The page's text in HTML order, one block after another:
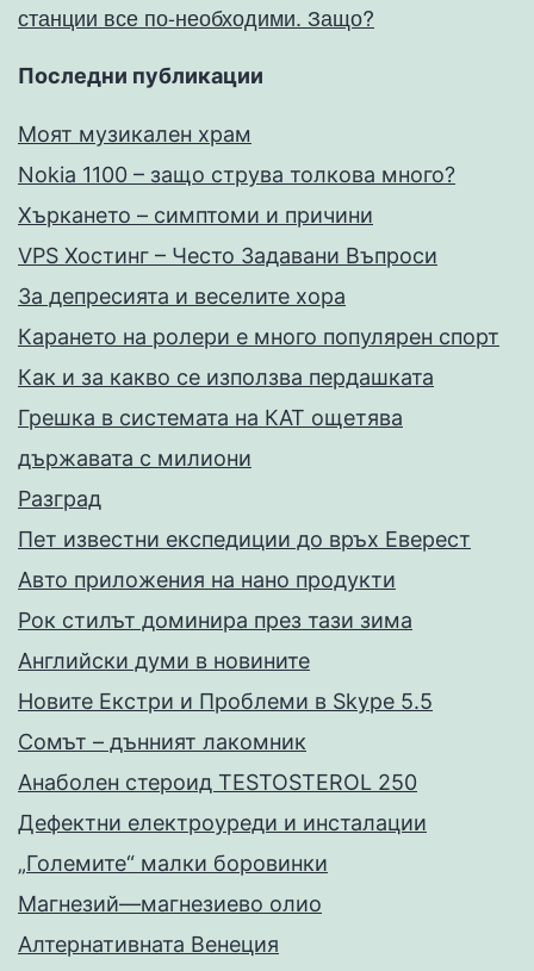
станции все по-необходими. Защо?
Последни публикации
Моят музикален храм
Nokia 1100 – защо струва толкова много?
Хъркането – симптоми и причини
VPS Хостинг – Често Задавани Въпроси
За депресията и веселите хора
Карането на ролери е много популярен спорт
Как и за какво се използва пердашката
Грешка в системата на КАТ ощетява
държавата с милиони
Разград
Пет известни експедиции до връх Еверест
Авто приложения на нано продукти
Рок стилът доминира през тази зима
Английски думи в новините
Новите Екстри и Проблеми в Skype 5.5
Сомът – дънният лакомник
Анаболен стероид TESTOSTEROL 250
Дефектни електроуреди и инсталации
„Големите“ малки боровинки
Магнезий—магнезиево олио
Алтернативната Венеция